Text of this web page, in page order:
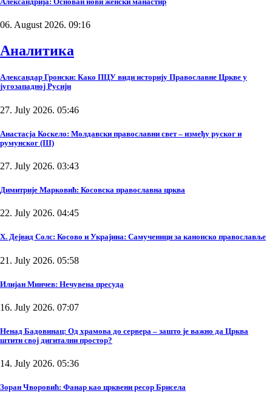
06. August 2026. 09:16
Аналитика
Александар Гронски: Како ПЦУ види историју Православне Цркве у
југозападној Русији
27. July 2026. 05:46
Анастасја Коскело: Молдавски православни свет – између руског и
румунског (III)
27. July 2026. 03:43
Димитрије Марковић: Косовска православна црква
22. July 2026. 04:45
Х. Дејвид Солс: Косово и Украјина: Самученици за канонско православље
21. July 2026. 05:58
Илијан Минчев: Нечувена пресуда
16. July 2026. 07:07
Ненад Бадовинац: Од храмова до сервера – зашто је важно да Црква
штити свој дигитални простор?
14. July 2026. 05:36
Зоран Чворовић: Фанар као црквени ресор Брисела